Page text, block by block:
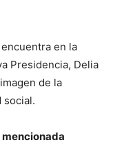
en la
Presidencia, Delia
de la
social.